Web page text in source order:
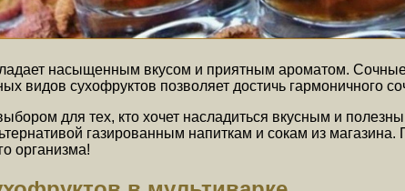
насыщенным вкусом и приятным ароматом.
видов сухофруктов позволяет достичь гармоничного
для тех, кто хочет насладиться вкусным и
газированным напиткам и сокам из
организма!